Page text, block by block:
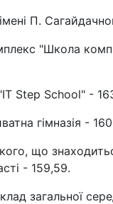
П.
"Школа
Step School" -
гімназія -
що
- 159,59.
загальної